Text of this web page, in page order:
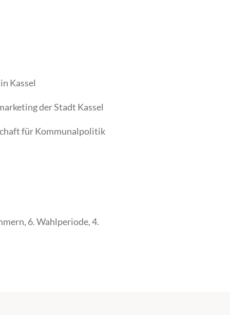
Kassel
der Stadt Kassel
für Kommunalpolitik
6. Wahlperiode, 4.